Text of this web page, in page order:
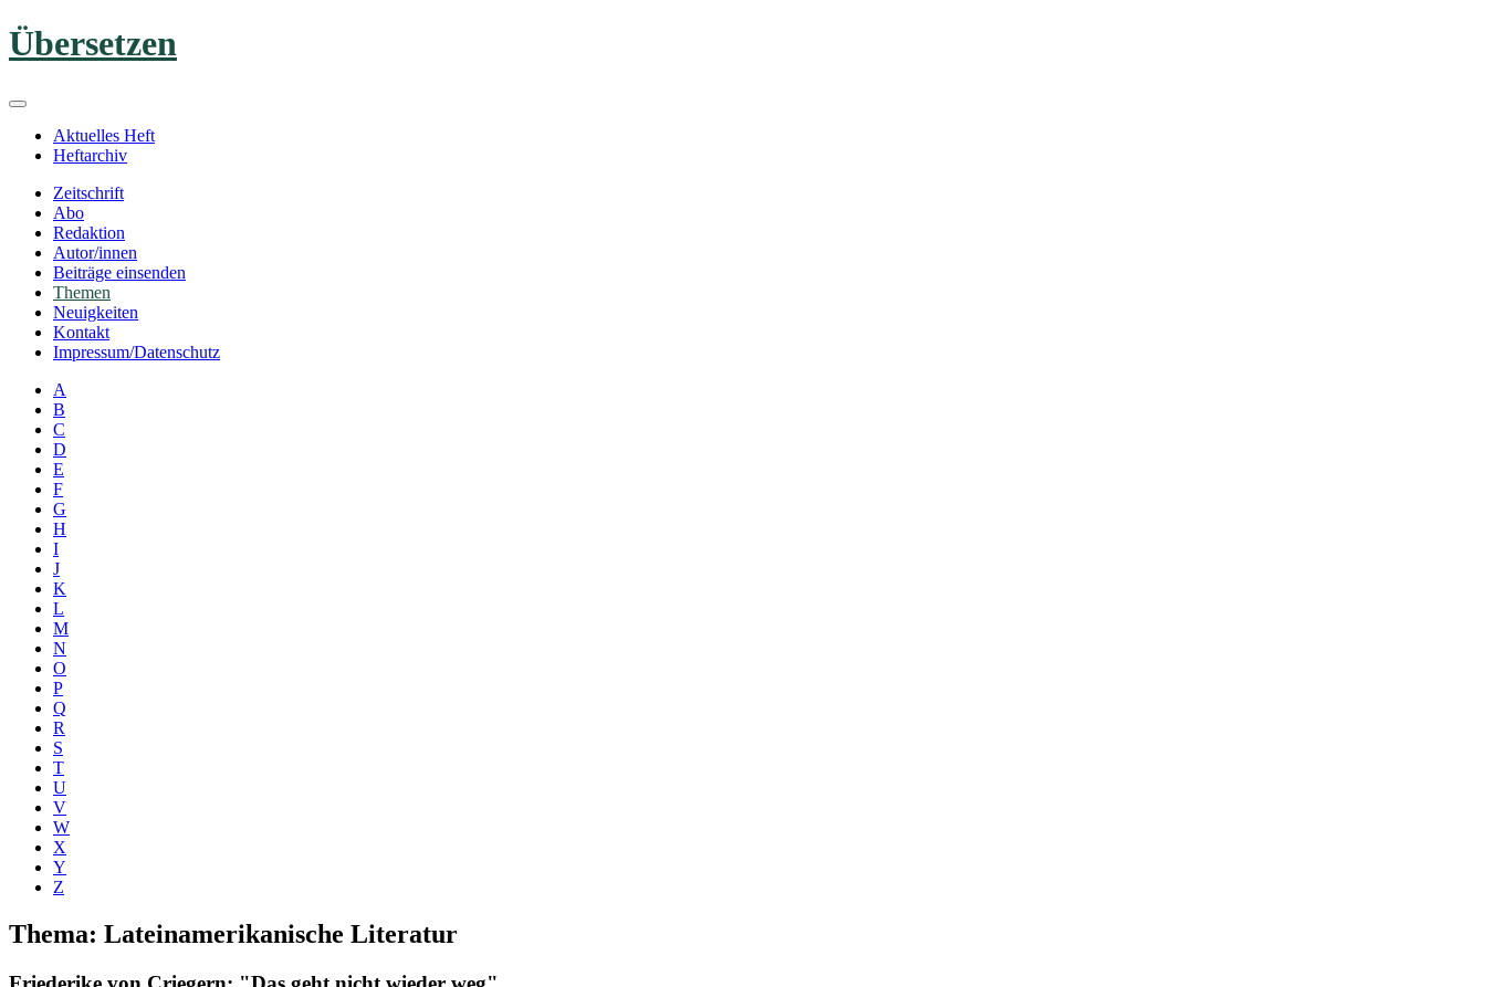
Zum
Inhalt
Übersetzen
Aktuelles Heft
Heftarchiv
Zeitschrift
Abo
Redaktion
Autor/innen
Beiträge einsenden
Themen
Neuigkeiten
Kontakt
Impressum/Datenschutz
A
B
C
D
E
F
G
H
I
J
K
L
M
N
O
P
Q
R
S
T
U
V
W
X
Y
Z
Thema: Lateinamerikanische Literatur